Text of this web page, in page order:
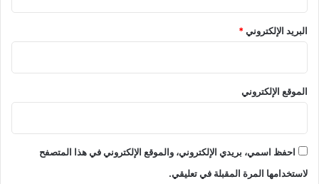
البريد الإلكتروني*
الموقع الإلكتروني
احفظ اسمي، بريدي الإلكتروني، والموقع الإلكتروني في هذا المتصفح
لاستخدامها المرة المقبلة في تعليقي.